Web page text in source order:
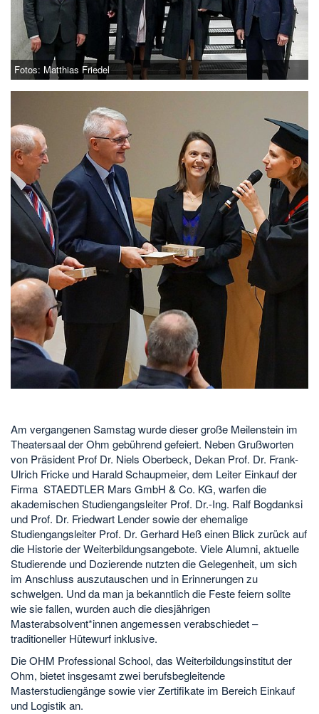
Fotos: Matthias Friedel
Am vergangenen Samstag wurde dieser große Meilenstein im
Theatersaal der Ohm gebührend gefeiert. Neben Grußworten
von Präsident Prof Dr. Niels Oberbeck, Dekan Prof. Dr. Frank-
Ulrich Fricke und Harald Schaupmeier, dem Leiter Einkauf der
Firma STAEDTLER Mars GmbH & Co. KG, warfen die
akademischen Studiengangsleiter Prof. Dr.-Ing. Ralf Bogdanksi
und Prof. Dr. Friedwart Lender sowie der ehemalige
Studiengangsleiter Prof. Dr. Gerhard Heß einen Blick zurück auf
die Historie der Weiterbildungsangebote. Viele Alumni, aktuelle
Studierende und Dozierende nutzten die Gelegenheit, um sich
im Anschluss auszutauschen und in Erinnerungen zu
schwelgen. Und da man ja bekanntlich die Feste feiern sollte
wie sie fallen, wurden auch die diesjährigen
Masterabsolvent*innen angemessen verabschiedet –
traditioneller Hütewurf inklusive.
Die OHM Professional School, das Weiterbildungsinstitut der
Ohm, bietet insgesamt zwei berufsbegleitende
Masterstudiengänge sowie vier Zertifikate im Bereich Einkauf
und Logistik an.